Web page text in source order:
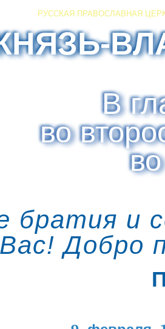
РУССКАЯ ПРАВОСЛАВНАЯ
В
во
братия и
Вас! Добро